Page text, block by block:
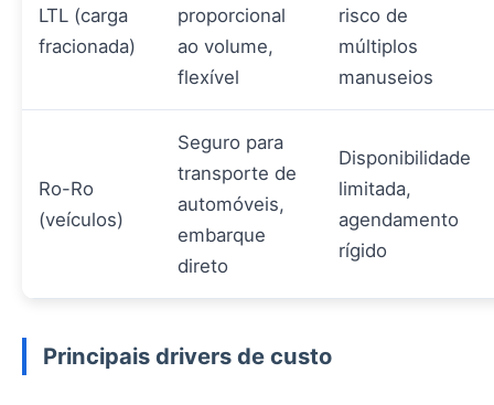
LTL (carga
fracionada)
proporcional
ao volume,
flexível
risco de
múltiplos
manuseios
Ro-Ro
(veículos)
Seguro para
transporte de
automóveis,
embarque
direto
Disponibilidade
limitada,
agendamento
rígido
Principais drivers de custo